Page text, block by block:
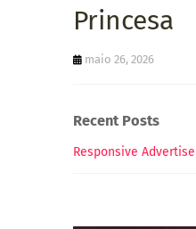
Princesa
maio 26, 2026
Recent Posts
Responsive